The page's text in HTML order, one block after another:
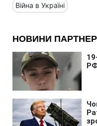
Війна в Україні